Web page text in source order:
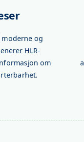
og
HLR-
om